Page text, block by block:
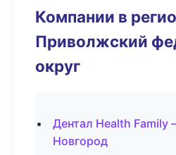
Компании в
Приволжский
округ
Дентал Health
Новгород